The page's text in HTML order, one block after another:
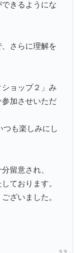
きるようにな
さらに理解を
ョップ２」み
加させいただ
つも楽しみにし
留意され、
ております。
ざいました。